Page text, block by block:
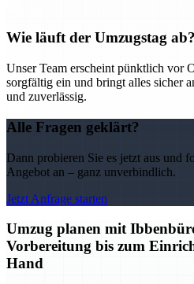
Wie läuft der Umzugstag ab?
Unser Team erscheint pünktlich vor
sorgfältig ein und bringt alles sicher
und zuverlässig.
Alle Fragen geklärt?
Dann probieren Sie es jetzt aus und
Angebot an – ganz unverbindlich.
Jetzt Anfrage starten
Umzug planen mit
Vorbereitung bis zum
Hand